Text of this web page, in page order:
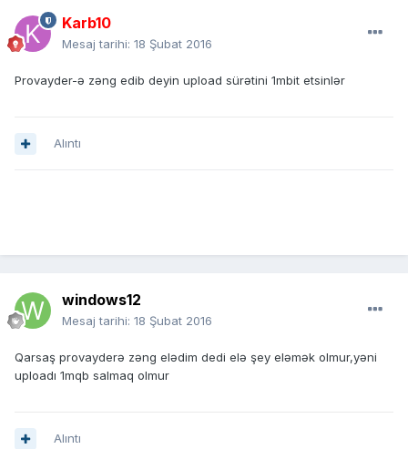
Karb10
Mesaj tarihi: 18 Şubat 2016
Provayder-ə zəng edib deyin upload sürətini 1mbit etsinlər
Alıntı
windows12
Mesaj tarihi: 18 Şubat 2016
Qarsaş provayderə zəng elədim dedi elə şey eləmək olmur,yəni
uploadı 1mqb salmaq olmur
Alıntı